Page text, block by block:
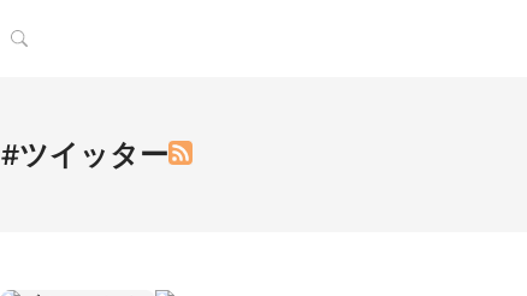
検索
#ツイッター